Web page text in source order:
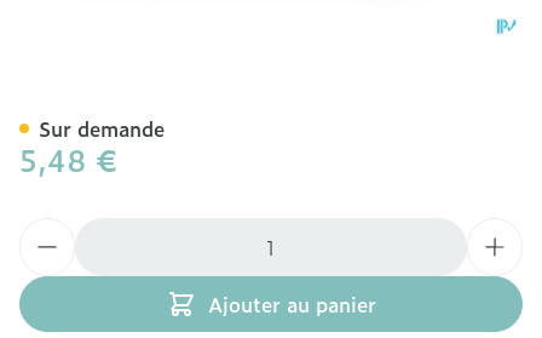
5,48 €
Ajouter au panier
Sur demande